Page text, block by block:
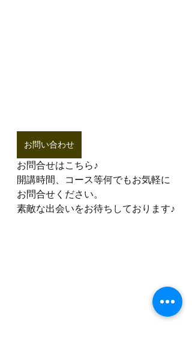
お問い合わせ
お問合せはこちら♪
開講時間、コース等何でもお気軽に
お問合せください。
素敵な出会いをお待ちしております♪